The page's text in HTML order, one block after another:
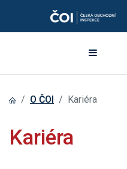
O ČOI Kariéra
Kariéra